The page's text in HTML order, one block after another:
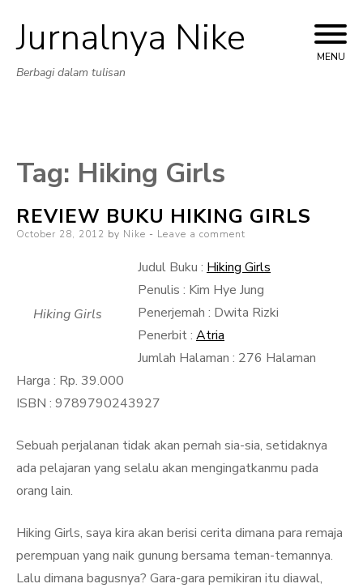
Skip
Jurnalnya Nike
Berbagi dalam tulisan
MENU
Tag: Hiking Girls
REVIEW BUKU HIKING GIRLS
Posted
October 28, 2012 by Nike Leave a comment
Hiking Girls
Judul Buku : Hiking Girls
Penulis : Kim Hye Jung
Penerjemah : Dwita Rizki
Penerbit : Atria
Jumlah Halaman : 276 Halaman
Harga : Rp. 39.000
ISBN : 9789790243927
Sebuah perjalanan tidak akan pernah sia-sia, setidaknya
ada pelajaran yang selalu akan mengingatkanmu pada
orang lain.
Hiking Girls, saya kira akan berisi cerita dimana para remaja
perempuan yang naik gunung bersama teman-temannya.
Lalu dimana bagusnya? Gara-gara pemikiran itu diawal,